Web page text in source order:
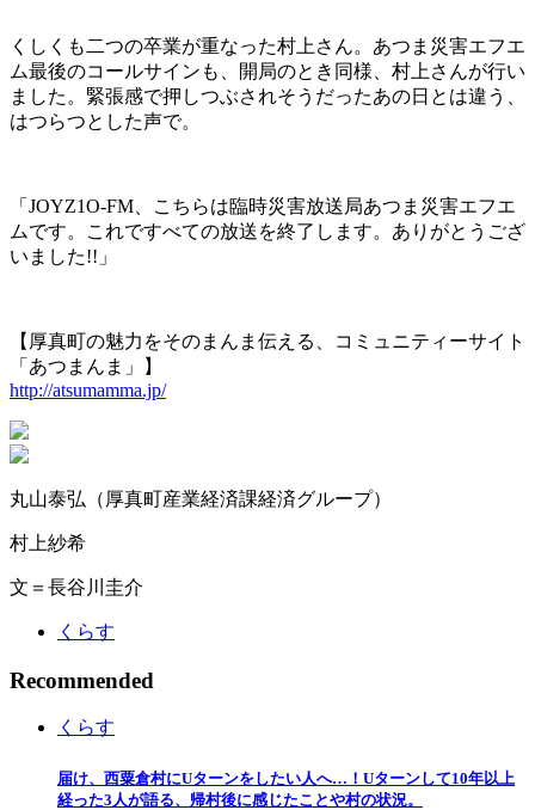
くしくも二つの卒業が重なった村上さん。あつま災害エフエ
ム最後のコールサインも、開局のとき同様、村上さんが行い
ました。緊張感で押しつぶされそうだったあの日とは違う、
はつらつとした声で。
「JOYZ1O-FM、こちらは臨時災害放送局あつま災害エフエ
ムです。これですべての放送を終了します。ありがとうござ
いました!!」
【厚真町の魅力をそのまんま伝える、コミュニティーサイト
「あつまんま」】
http://atsumamma.jp/
丸山泰弘（厚真町産業経済課経済グループ）
村上紗希
文＝長谷川圭介
くらす
Recommended
くらす
届け、西粟倉村にUターンをしたい人へ…！Uターンして10年以上
経った3人が語る、帰村後に感じたことや村の状況。